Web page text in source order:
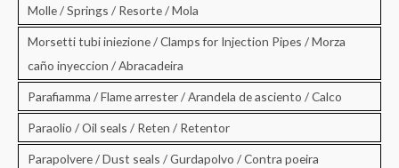
Molle / Springs / Resorte / Mola
Morsetti tubi iniezione / Clamps for Injection Pipes / Morza
caño inyeccion / Abracadeira
Parafiamma / Flame arrester / Arandela de asciento / Calco
Paraolio / Oil seals / Reten / Retentor
Parapolvere / Dust seals / Gurdapolvo / Contra poeira